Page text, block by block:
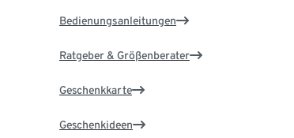
Bedienungsanleitungen
Ratgeber & Größenberater
Geschenkkarte
Geschenkideen